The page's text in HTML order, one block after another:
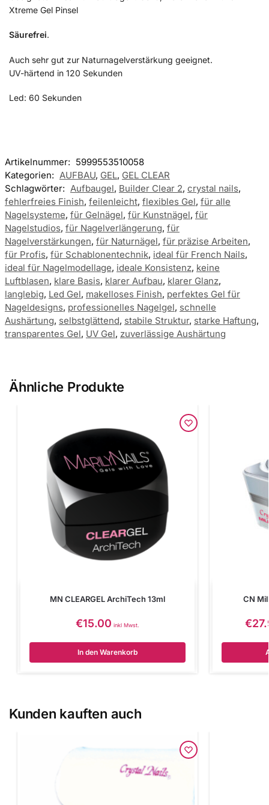
Xtreme Gel Pinsel
Säurefrei.
Auch sehr gut zur Naturnagelverstärkung geeignet.
UV-härtend in 120 Sekunden
Led: 60 Sekunden
Artikelnummer: 5999553510058
Kategorien: AUFBAU, GEL, GEL CLEAR
Schlagwörter: Aufbaugel, Builder Clear 2, crystal nails,
fehlerfreies Finish, feilenleicht, flexibles Gel, für alle
Nagelsysteme, für Gelnägel, für Kunstnägel, für
Nagelstudios, für Nagelverlängerung, für
Nagelverstärkungen, für Naturnägel, für präzise Arbeiten,
für Profis, für Schablonentechnik, ideal für French Nails,
ideal für Nagelmodellage, ideale Konsistenz, keine
Luftblasen, klare Basis, klarer Aufbau, klarer Glanz,
langlebig, Led Gel, makelloses Finish, perfektes Gel für
Nageldesigns, professionelles Nagelgel, schnelle
Aushärtung, selbstglättend, stabile Struktur, starke Haftung,
transparentes Gel, UV Gel, zuverlässige Aushärtung
Ähnliche Produkte
MN CLEARGEL ArchiTech 13ml
€15.00 inkl Mwst.
In den Warenkorb
CN
€
Kunden kauften auch